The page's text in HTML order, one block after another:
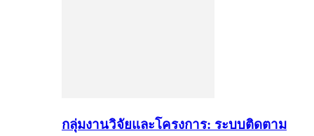
กลุ่มงานวิจัยและโครงการ: ระบบติดตาม